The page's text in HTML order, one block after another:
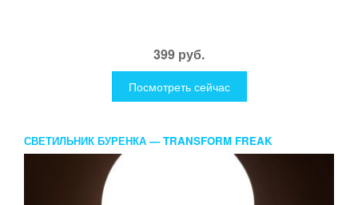
399 руб.
Посмотреть сейчас
СВЕТИЛЬНИК БУРЕНКА — TRANSFORM FREAK